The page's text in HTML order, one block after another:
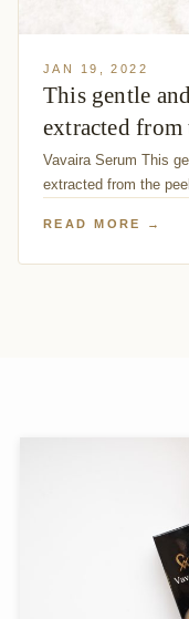
JAN 19, 2022
This gentle
extracted from
Vavaira Serum This
extracted from the
READ MORE →